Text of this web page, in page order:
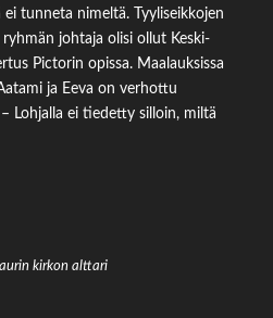
tunneta nimeltä. Tyyliseikkojen
johtaja olisi ollut Keski-
Pictorin opissa. Maalauksissa
ja Eeva on verhottu
Lohjalla ei tiedetty silloin, miltä
kirkon alttari